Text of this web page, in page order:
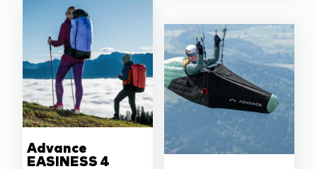
1220,00 €.
était :
1220,00 €.
est :
Advance
EASINESS 4